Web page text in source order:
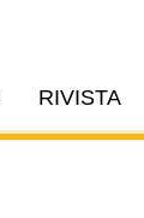
RIVISTA